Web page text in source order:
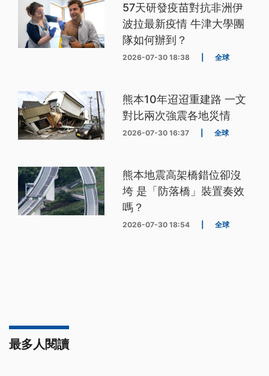
57天研發疫苗對抗非洲伊
波拉最新疫情 牛津大學團
隊如何辦到？
2026-07-30 18:38 全球
熊本10年迢迢重建路 一文
對比兩次強震各地災情
2026-07-30 16:37 全球
熊本地震高架橋錯位卻沒
垮 是「防落橋」裝置奏效
嗎？
2026-07-30 18:54 全球
最多人閱讀